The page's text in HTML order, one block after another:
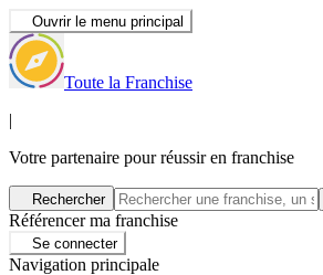
Ouvrir le menu principal
Toute la Franchise
|
Votre partenaire pour réussir en franchise
Rechercher
Référencer ma franchise
Se connecter
Navigation principale